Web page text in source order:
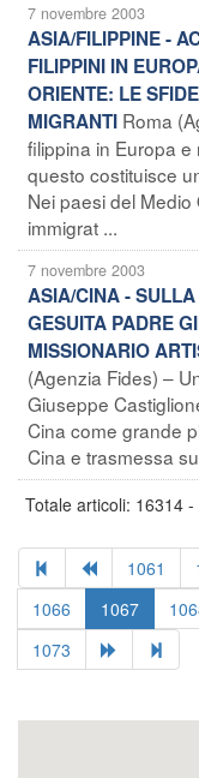
7 novembre 2003
ASIA/FILIPPINE -
FILIPPINI IN
ORIENTE: LE
MIGRANTI Roma
filippina in Europa e
questo costituisce
Nei paesi del
immigrat ...
7 novembre 2003
ASIA/CINA -
GESUITA PADRE
MISSIONARIO
(Agenzia Fides) –
Giuseppe
Cina come grande
Cina e trasmessa
Totale articoli: 16314
1061
1066
1067
1073